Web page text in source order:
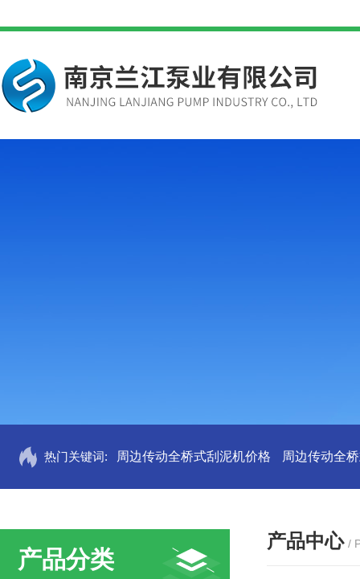
热门关键词: 周边传动全桥式刮泥机价格 周边传动全
产品分类
产品中心 /